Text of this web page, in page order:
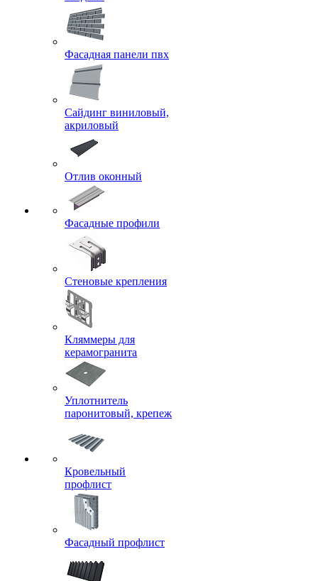
Фасадная панели пвх
Сайдинг виниловый,
акриловый
Отлив оконный
Фасадные профили
Стеновые крепления
Кляммеры для
керамогранита
Уплотнитель
паронитовый, крепеж
Кровельный
профлист
Фасадный профлист